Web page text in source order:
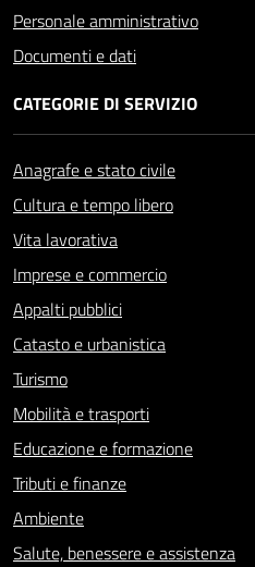
Personale amministrativo
Documenti e dati
CATEGORIE DI SERVIZIO
Anagrafe e stato civile
Cultura e tempo libero
Vita lavorativa
Imprese e commercio
Appalti pubblici
Catasto e urbanistica
Turismo
Mobilità e trasporti
Educazione e formazione
Tributi e finanze
Ambiente
Salute, benessere e assistenza